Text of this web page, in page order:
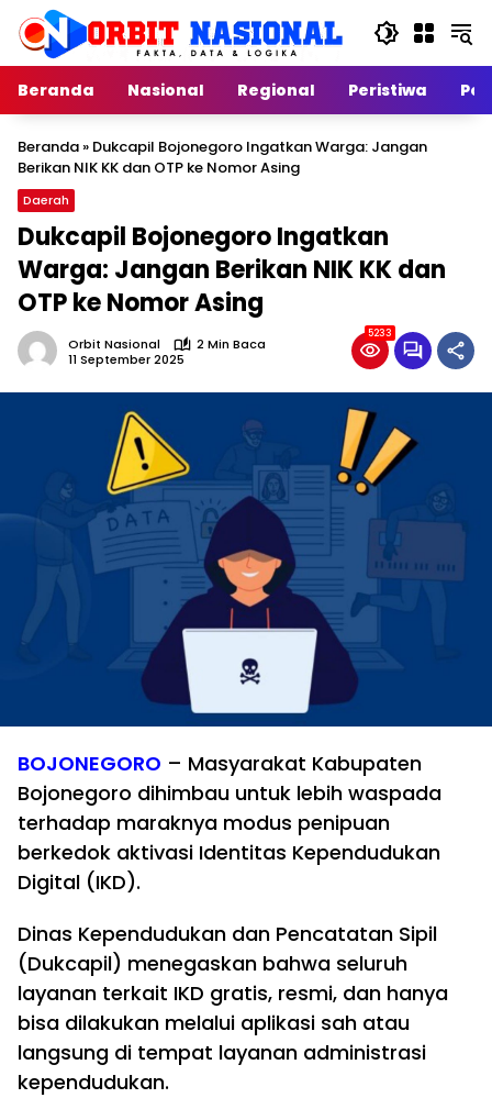
Langsung
konten
Beranda
Nasional Regional Peristiwa
Beranda» Dukcapil Bojonegoro Ingatkan Warga: Jangan
Berikan NIK KK dan OTP ke Nomor Asing
Daerah
Dukcapil Bojonegoro Ingatkan
Warga: Jangan Berikan NIK KK dan
OTP ke Nomor Asing
Orbit Nasional
2 Min Baca
11 September 2025
5233
BOJONEGORO – Masyarakat Kabupaten
Bojonegoro dihimbau untuk lebih waspada
terhadap maraknya modus penipuan
berkedok aktivasi Identitas Kependudukan
Digital (IKD).
Dinas Kependudukan dan Pencatatan Sipil
(Dukcapil) menegaskan bahwa seluruh
layanan terkait IKD gratis, resmi, dan hanya
bisa dilakukan melalui aplikasi sah atau
langsung di tempat layanan administrasi
kependudukan.